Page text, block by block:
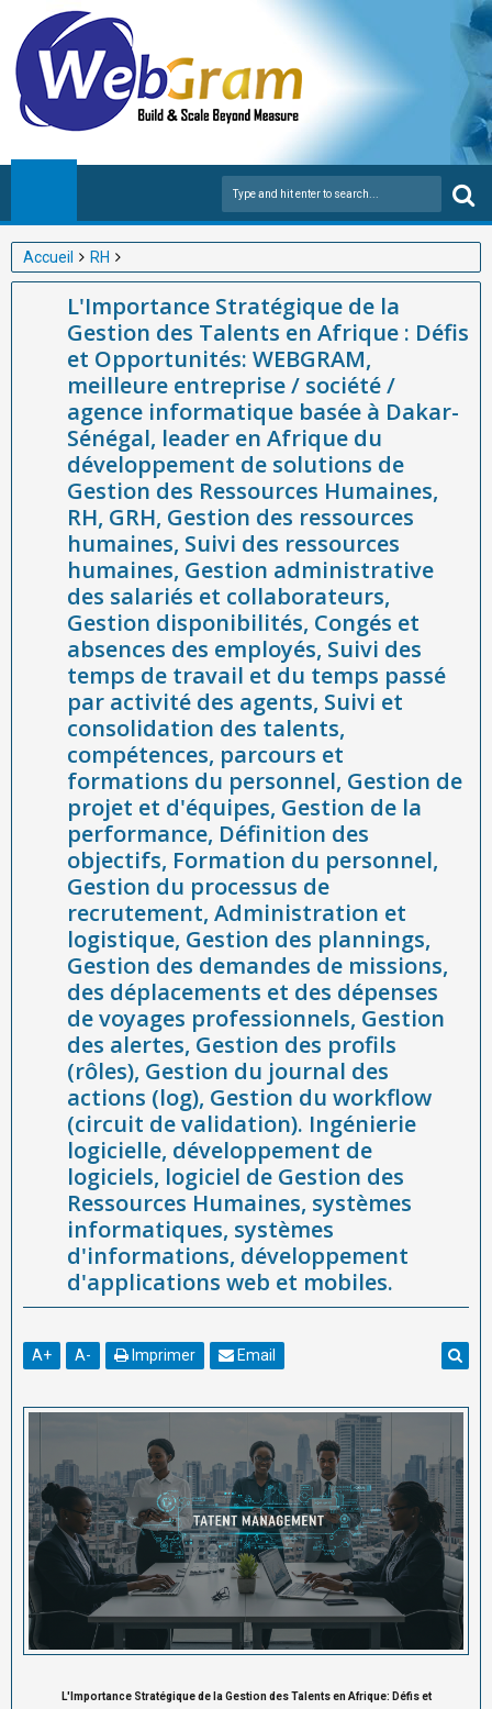
Accueil
RH
L'Importance Stratégique de la Gestion des Talents en Afrique :
Défis et Opportunités: WEBGRAM, meilleure entreprise / société
/ agence informatique basée à Dakar-Sénégal, leader en
Afrique du développement de solutions de Gestion des
Ressources Humaines, RH, GRH, Gestion des ressources
humaines, Suivi des ressources humaines, Gestion
administrative des salariés et collaborateurs, Gestion
disponibilités, Congés et absences des employés, Suivi des
temps de travail et du temps passé par activité des agents, Suivi
et consolidation des talents, compétences, parcours et
formations du personnel, Gestion de projet et d'équipes, Gestion
de la performance, Définition des objectifs, Formation du
personnel, Gestion du processus de recrutement, Administration
et logistique, Gestion des plannings, Gestion des demandes de
missions, des déplacements et des dépenses de voyages
professionnels, Gestion des alertes, Gestion des profils (rôles),
Gestion du journal des actions (log), Gestion du workflow (circuit
de validation). Ingénierie logicielle, développement de logiciels,
logiciel de Gestion des Ressources Humaines, systèmes
informatiques, systèmes d'informations, développement
d'applications web et mobiles.
L'Importance Stratégique de la
Gestion des Talents en Afrique : Défis
et Opportunités: WEBGRAM,
meilleure entreprise / société /
agence informatique basée à Dakar-
Sénégal, leader en Afrique du
développement de solutions de
Gestion des Ressources Humaines,
RH, GRH, Gestion des ressources
humaines, Suivi des ressources
humaines, Gestion administrative
des salariés et collaborateurs,
Gestion disponibilités, Congés et
absences des employés, Suivi des
temps de travail et du temps passé
par activité des agents, Suivi et
consolidation des talents,
compétences, parcours et
formations du personnel, Gestion de
projet et d'équipes, Gestion de la
performance, Définition des
objectifs, Formation du personnel,
Gestion du processus de
recrutement, Administration et
logistique, Gestion des plannings,
Gestion des demandes de missions,
des déplacements et des dépenses
de voyages professionnels, Gestion
des alertes, Gestion des profils
(rôles), Gestion du journal des
actions (log), Gestion du workflow
(circuit de validation). Ingénierie
logicielle, développement de
logiciels, logiciel de Gestion des
Ressources Humaines, systèmes
informatiques, systèmes
d'informations, développement
d'applications web et mobiles.
A+ A- Imprimer Email
L'Importance Stratégique de la Gestion des Talents en Afrique: Défis et